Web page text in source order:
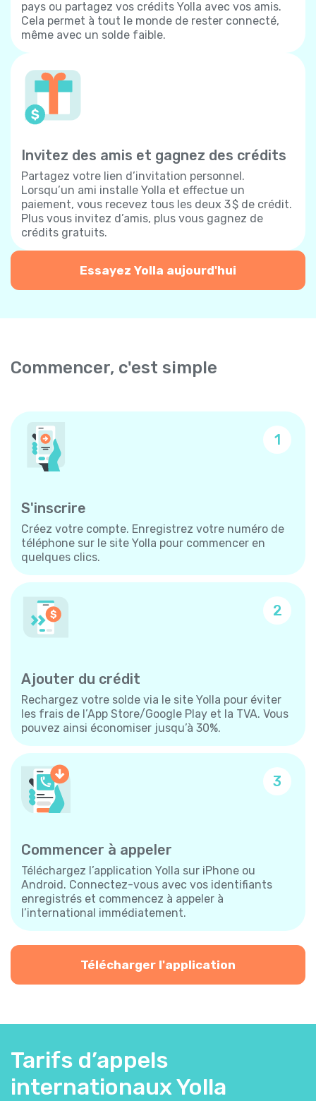
pays ou partagez vos crédits Yolla avec vos amis.
Cela permet à tout le monde de rester connecté,
même avec un solde faible.
Invitez des amis et gagnez des crédits
Partagez votre lien d’invitation personnel.
Lorsqu’un ami installe Yolla et effectue un
paiement, vous recevez tous les deux 3 $ de crédit.
Plus vous invitez d’amis, plus vous gagnez de
crédits gratuits.
Essayez Yolla aujourd'hui
Commencer, c'est simple
1
S'inscrire
Créez votre compte. Enregistrez votre numéro de
téléphone sur le site Yolla pour commencer en
quelques clics.
2
Ajouter du crédit
Rechargez votre solde via le site Yolla pour éviter
les frais de l’App Store/Google Play et la TVA. Vous
pouvez ainsi économiser jusqu’à 30%.
3
Commencer à appeler
Téléchargez l’application Yolla sur iPhone ou
Android. Connectez-vous avec vos identifiants
enregistrés et commencez à appeler à
l’international immédiatement.
Télécharger l'application
Tarifs d’appels
internationaux Yolla